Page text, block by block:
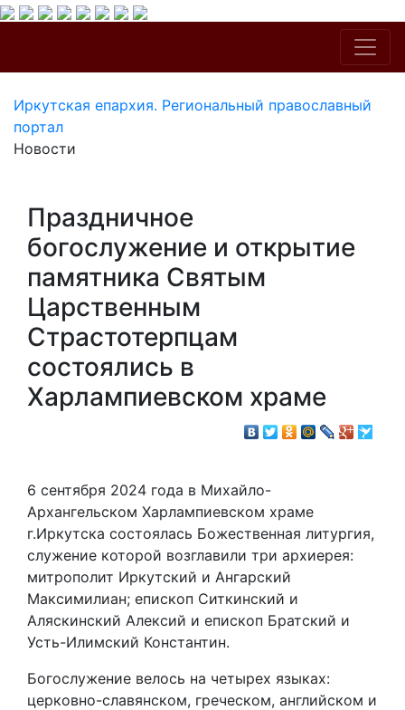
Иркутская епархия. Региональный православный
портал
Новости
Праздничное
богослужение и открытие
памятника Святым
Царственным
Страстотерпцам
состоялись в
Харлампиевском храме
6 сентября 2024 года в Михайло-
Архангельском Харлампиевском храме
г.Иркутска состоялась Божественная литургия,
служение которой возглавили три архиерея:
митрополит Иркутский и Ангарский
Максимилиан; епископ Ситкинский и
Аляскинский Алексий и епископ Братский и
Усть-Илимский Константин.
Богослужение велось на четырех языках:
церковно-славянском, греческом, английском и